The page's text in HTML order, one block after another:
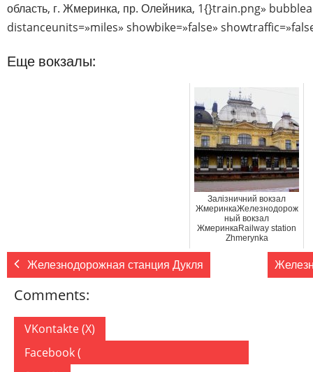
область, г. Жмеринка, пр. Олейника, 1{}train.png»
distanceunits=»miles» showbike=»false»
Еще вокзалы:
Залізничний вокзал
ЖмеринкаЖелезнодорож
ный вокзал
ЖмеринкаRailway station
Zhmerynka
Железнодорожная станция Дукля
Comments:
VKontakte (X)
Facebook (